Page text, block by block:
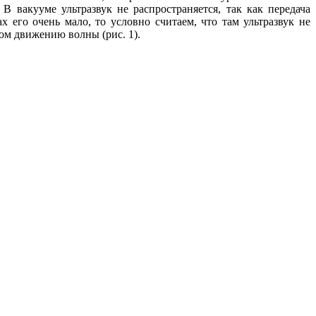
ультразвук не распространяется, так как передача
его очень ма­ло, то условно считаем, что там ультразвук не
движению волны (рис. 1).